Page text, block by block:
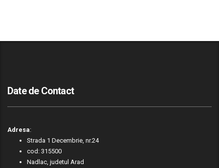
Date de Contact
Adresa:
Strada 1 Decembrie, nr.24
cod: 315500
Nadlac, judetul Arad